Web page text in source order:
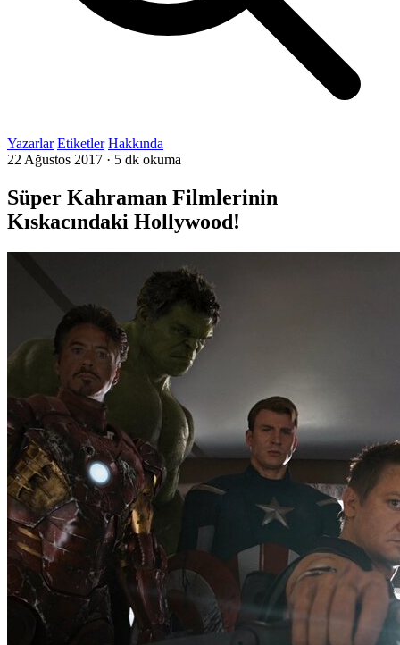
Yazarlar Etiketler Hakkında
22 Ağustos 2017 · 5 dk okuma
Süper Kahraman Filmlerinin
Kıskacındaki Hollywood!